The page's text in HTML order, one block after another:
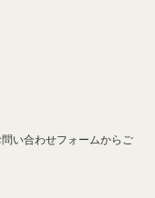
い合わせフォームからご